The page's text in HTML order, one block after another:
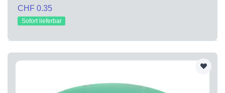
CHF 0.35
Sofort lieferbar